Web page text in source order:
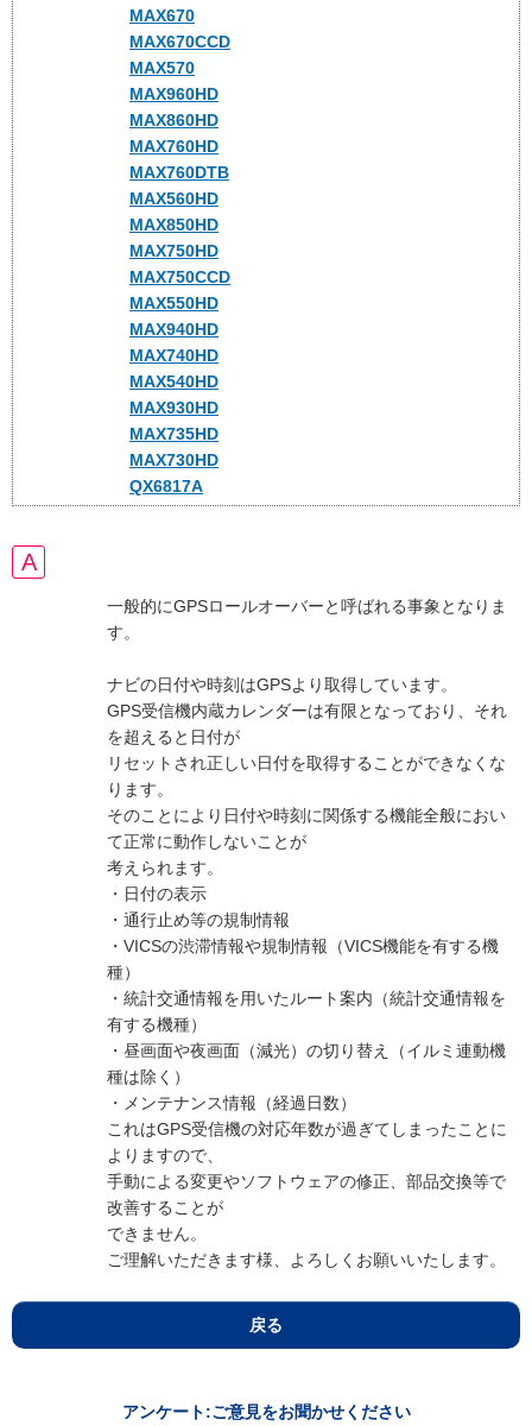
MAX670
MAX670CCD
MAX570
MAX960HD
MAX860HD
MAX760HD
MAX760DTB
MAX560HD
MAX850HD
MAX750HD
MAX750CCD
MAX550HD
MAX940HD
MAX740HD
MAX540HD
MAX930HD
MAX735HD
MAX730HD
QX6817A
一般的にGPSロールオーバーと呼ばれる事象となりま
す。
ナビの日付や時刻はGPSより取得しています。
GPS受信機内蔵カレンダーは有限となっており、それ
を超えると日付が
リセットされ正しい日付を取得することができなくな
ります。
そのことにより日付や時刻に関係する機能全般におい
て正常に動作しないことが
考えられます。
・日付の表示
・通行止め等の規制情報
・VICSの渋滞情報や規制情報（VICS機能を有する機
種）
・統計交通情報を用いたルート案内（統計交通情報を
有する機種）
・昼画面や夜画面（減光）の切り替え（イルミ連動機
種は除く）
・メンテナンス情報（経過日数）
これはGPS受信機の対応年数が過ぎてしまったことに
よりますので、
手動による変更やソフトウェアの修正、部品交換等で
改善することが
できません。
ご理解いただきます様、よろしくお願いいたします。
戻る
アンケート:ご意見をお聞かせください